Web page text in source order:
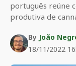
português reúne
produtiva de
By João
18/11/2022